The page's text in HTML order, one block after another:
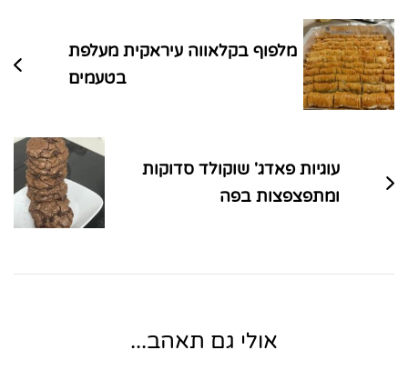
בפוסטים
מלפוף בקלאווה עיראקית מעלפת
בטעמים
עוגיות פאדג' שוקולד סדוקות
ומתפצפצות בפה
אולי גם תאהב...